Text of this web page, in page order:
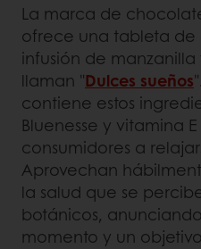
La marca de
ofrece una tableta
infusión de
llaman "Dulces sueños
contiene estos
Bluenesse y vitamina
consumidores a
Aprovechan
la salud que se
botánicos,
momento y un